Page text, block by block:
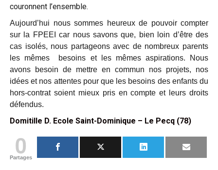
couronnent l’ensemble.
Aujourd’hui nous sommes heureux de pouvoir compter
sur la FPEEI car nous savons que, bien loin d’être des
cas isolés, nous partageons avec de nombreux parents
les mêmes besoins et les mêmes aspirations. Nous
avons besoin de mettre en commun nos projets, nos
idées et nos attentes pour que les besoins des enfants du
hors-contrat soient mieux pris en compte et leurs droits
défendus.
Domitille D. Ecole Saint-Dominique – Le Pecq (78)
0
Partages